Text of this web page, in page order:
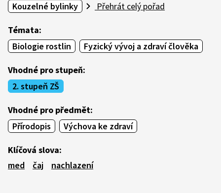
Kouzelné bylinky
Přehrát celý pořad
Témata:
Biologie rostlin
Fyzický vývoj a zdraví člověka
Vhodné pro stupeň:
2. stupeň ZŠ
Vhodné pro předmět:
Přírodopis
Výchova ke zdraví
Klíčová slova:
med
čaj nachlazení